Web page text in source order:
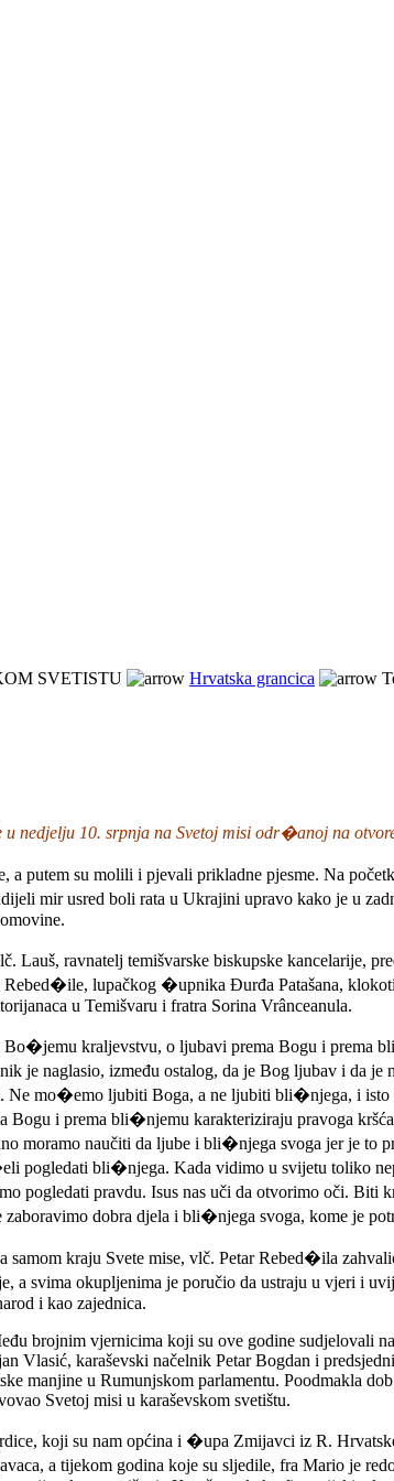
SVETISTU Hrvatska grancica
u nedjelju 10. srpnja na Svetoj misi odr�anoj na
putem su molili i pjevali prikladne pjesme. Na
mir usred boli rata u Ukrajini upravo kako je u
Lauš, ravnatelj temišvarske biskupske kancelarije,
Rebed�ile, lupačkog �upnika Đurđa Patašana,
u Temišvaru i fratra Sorina Vrânceanula.
kraljevstvu, o ljubavi prema Bogu i prema
je naglasio, između ostalog, da je Bog ljubav i da
Ne mo�emo ljubiti Boga, a ne ljubiti bli�njega, i
Bogu i prema bli�njemu karakteriziraju pravoga
moramo naučiti da ljube i bli�njega svoga jer je to
pogledati bli�njega. Kada vidimo u svijetu toliko
pogledati pravdu. Isus nas uči da otvorimo oči. Biti
zaboravimo dobra djela i bli�njega svoga, kome je
kraju Svete mise, vlč. Petar Rebed�ila
a svima okupljenima je poručio da ustraju u vjeri i
i kao zajednica.
brojnim vjernicima koji su ove godine sudjelovali
Vlasić, karaševski načelnik Petar Bogdan i
manjine u Rumunjskom parlamentu. Poodmakla
Svetoj misi u karaševskom svetištu.
koji su nam općina i �upa Zmijavci iz R.
a tijekom godina koje su sljedile, fra Mario je